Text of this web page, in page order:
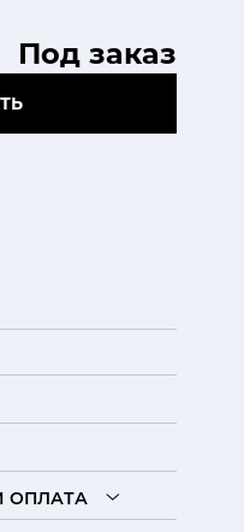
Под заказ
ОПЛАТА